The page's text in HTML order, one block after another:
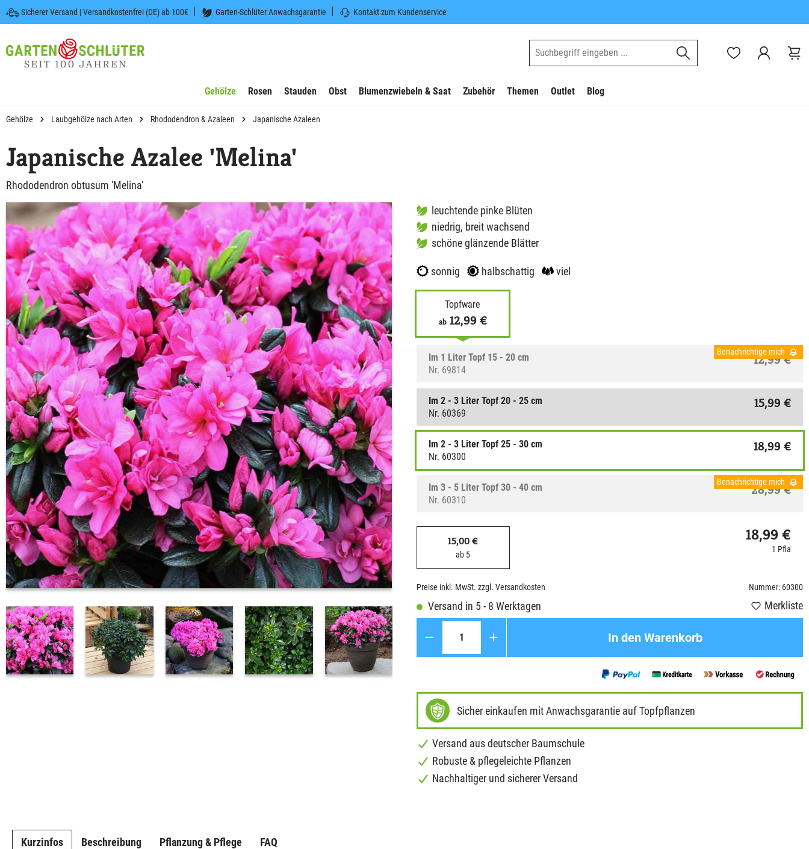
Zur Hauptnavigation springen
Sicherer Versand | Versandkostenfrei (DE) ab 100€ Garten-Schlüter Anwachsgarantie Kontakt zum Kundenservice
Gehölze Rosen Stauden Obst Blumenzwiebeln & Saat Zubehör Themen Outlet Blog
Gehölze Laubgehölze nach Arten Rhododendron & Azaleen Japanische Azaleen
Japanische Azalee 'Melina'
Rhododendron obtusum 'Melina'
leuchtende pinke Blüten
niedrig, breit wachsend
schöne glänzende Blätter
sonnig halbschattig viel
Topfware
ab 12,99 €
Benachrichtige mich
Im 1 Liter Topf 15 - 20 cm
Nr. 69814
12,99 €
Im 2 - 3 Liter Topf 20 - 25 cm
Nr. 60369
15,99 €
Im 2 - 3 Liter Topf 25 - 30 cm
Nr. 60300
18,99 €
Benachrichtige mich
Im 3 - 5 Liter Topf 30 - 40 cm
Nr. 60310
28,99 €
15,00 €
ab 5
18,99 €
1 Pfla
Preise inkl. MwSt. zzgl. Versandkosten Nummer: 60300
Versand in 5 - 8 Werktagen
Merkliste
In den Warenkorb
Sicher einkaufen mit Anwachsgarantie auf Topfpflanzen
Versand aus deutscher Baumschule
Robuste & pflegeleichte Pflanzen
Nachhaltiger und sicherer Versand
Kurzinfos Beschreibung Pflanzung & Pflege FAQ